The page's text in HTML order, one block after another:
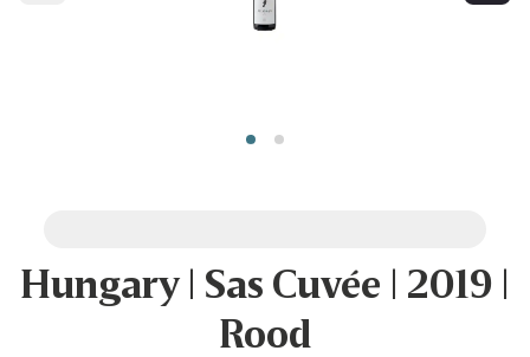
Hungary | Sas Cuvée | 2019 |
Rood